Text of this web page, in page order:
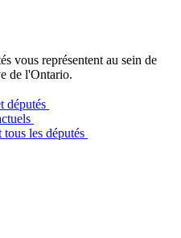
vous représentent au sein de
de l'Ontario.
députés
tous les députés